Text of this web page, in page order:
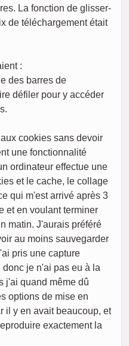
La fonction de glisser-
de téléchargement était
:
des barres de
défiler pour y accéder
cookies sans devoir
une fonctionnalité
ordinateur effectue une
et le cache, le collage
qui m'est arrivé après 3
et en voulant terminer
matin. J'aurais préféré
au moins sauvegarder
pris une capture
je n'ai pas eu à la
j'ai quand même dû
options de mise en
il y en avait beaucoup, et
exactement la